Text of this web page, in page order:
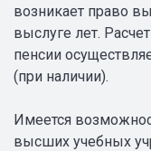
возникает право
выслуге лет.
пенсии
(при наличии).
Имеется
высших учебных